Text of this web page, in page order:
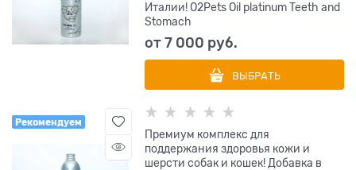
Италии! O2Pets Oil platinum Teeth and
Stomach
от7 000 руб.
ВЫБРАТЬ
Рекомендуем
Премиум комплекс для
поддержания здоровья кожи и
шерсти собак и кошек! Добавка в